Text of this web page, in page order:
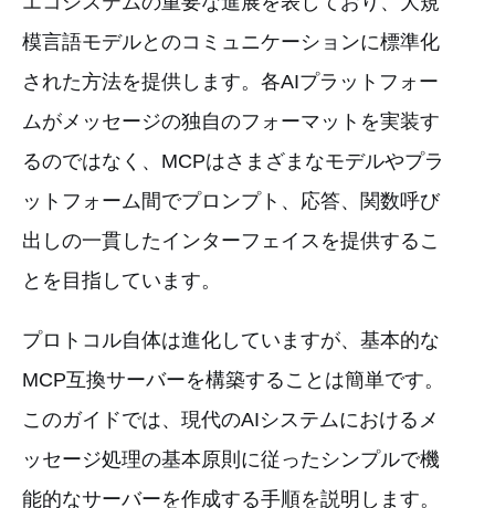
模言語モデルとのコミュニケーションに標準化
された方法を提供します。各AIプラットフォー
ムがメッセージの独自のフォーマットを実装す
るのではなく、MCPはさまざまなモデルやプラ
ットフォーム間でプロンプト、応答、関数呼び
出しの一貫したインターフェイスを提供するこ
とを目指しています。
プロトコル自体は進化していますが、基本的な
MCP互換サーバーを構築することは簡単です。
このガイドでは、現代のAIシステムにおけるメ
ッセージ処理の基本原則に従ったシンプルで機
能的なサーバーを作成する手順を説明します。